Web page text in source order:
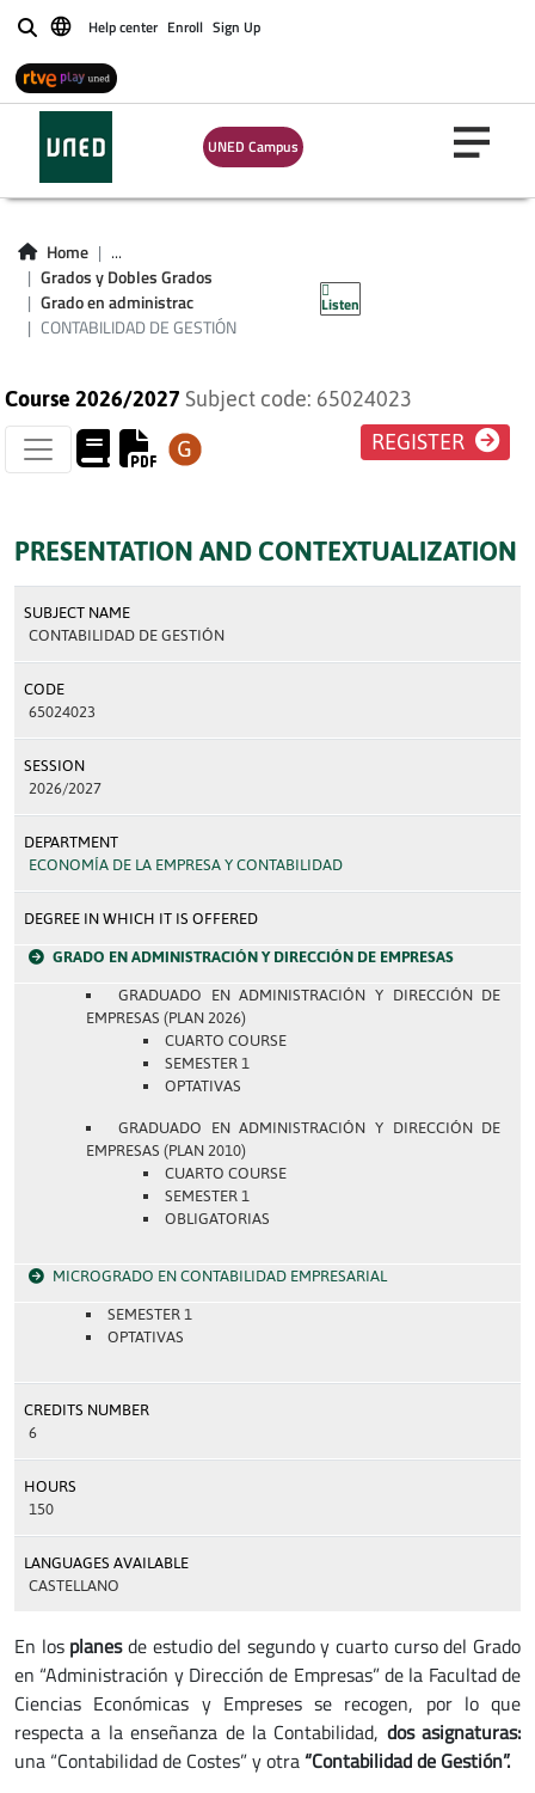
BuscarHelp center Enroll Sign Up
UNED Campus
Home
...
Grados y Dobles Grados
Grado en administrac
CONTABILIDAD DE GESTIÓN
Listen
CONTABILIDAD DE
GESTIÓN
Course 2026/2027 Subject code: 65024023
REGISTER
PRESENTATION AND CONTEXTUALIZATION
SUBJECT NAME
CONTABILIDAD DE GESTIÓN
CODE
65024023
SESSION
2026/2027
DEPARTMENT
ECONOMÍA DE LA EMPRESA Y CONTABILIDAD
DEGREE IN WHICH IT IS OFFERED
GRADO EN ADMINISTRACIÓN Y DIRECCIÓN DE EMPRESAS
GRADUADO EN ADMINISTRACIÓN Y DIRECCIÓN DE
EMPRESAS (PLAN 2026)
CUARTO COURSE
SEMESTER 1
OPTATIVAS
GRADUADO EN ADMINISTRACIÓN Y DIRECCIÓN DE
EMPRESAS (PLAN 2010)
CUARTO COURSE
SEMESTER 1
OBLIGATORIAS
MICROGRADO EN CONTABILIDAD EMPRESARIAL
SEMESTER 1
OPTATIVAS
CREDITS NUMBER
6
HOURS
150
LANGUAGES AVAILABLE
CASTELLANO
En los planesde estudio del segundo y cuarto curso del Grado
en “Administración y Dirección de Empresas” de la Facultad de
Ciencias Económicas y Empreses se recogen, por lo que
respecta a la enseñanza de la Contabilidad, dos asignaturas:
una “Contabilidad de Costes” y otra “Contabilidad de Gestión”.